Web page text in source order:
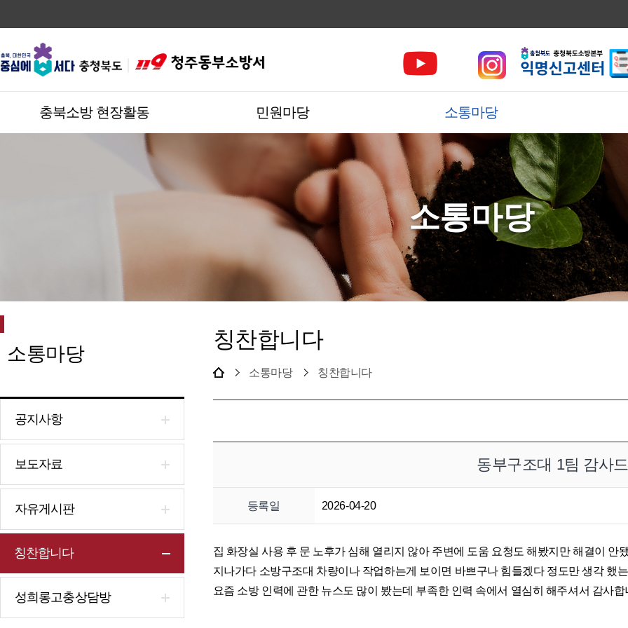
충북소방 현장활동 민원마당 소통마당
소통마당
소통마당
공지사항
보도자료
자유게시판
칭찬합니다
성희롱고충상담방
칭찬합니다
소통마당 칭찬합니다
동부구조대 1팀 감사
등록일 2026-04-20
집 화장실 사용 후 문 노후가 심해 열리지 않아 주변에 도움 요청도 해봤지만 해결이
지나가다 소방구조대 차량이나 작업하는게 보이면 바쁘구나 힘들겠다 정도만 생각 했
요즘 소방 인력에 관한 뉴스도 많이 봤는데 부족한 인력 속에서 열심히 해주셔서 감사합